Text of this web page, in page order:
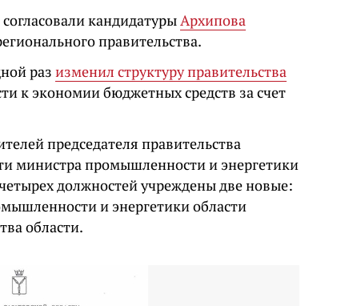
кандидатурыАрхипова
правительства.
раз изменил структуру правительства
к экономии бюджетных средств за счет
председателя правительства
министра промышленности и энергетики
должностей учреждены две новые:
и энергетики области
области.